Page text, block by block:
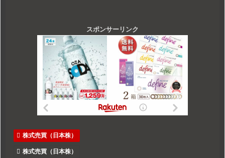
スポンサーリンク
株式売買（日本株）
株式売買（日本株）